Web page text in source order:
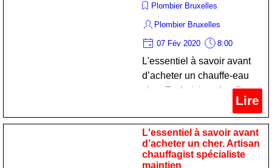
Plombier Bruxelles
Plombier Bruxelles
07 Fév 2020 8:00
L'essentiel à savoir avant
d’acheter un chauffe-eau
cher. Technicien chauffagist
Lire
L'essentiel à savoir avant
d’acheter un cher. Artisan
chauffagist spécialiste
maintien